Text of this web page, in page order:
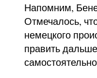
Напомним,
Отмечалось,
немецкого
править